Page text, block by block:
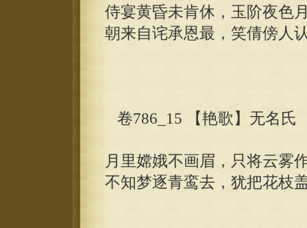
侍宴黄昏未肯休，玉阶夜色
朝来自诧承恩最，笑倩傍人
卷786_15 【艳歌】无名氏
月里嫦娥不画眉，只将云雾
不知梦逐青鸾去，犹把花枝